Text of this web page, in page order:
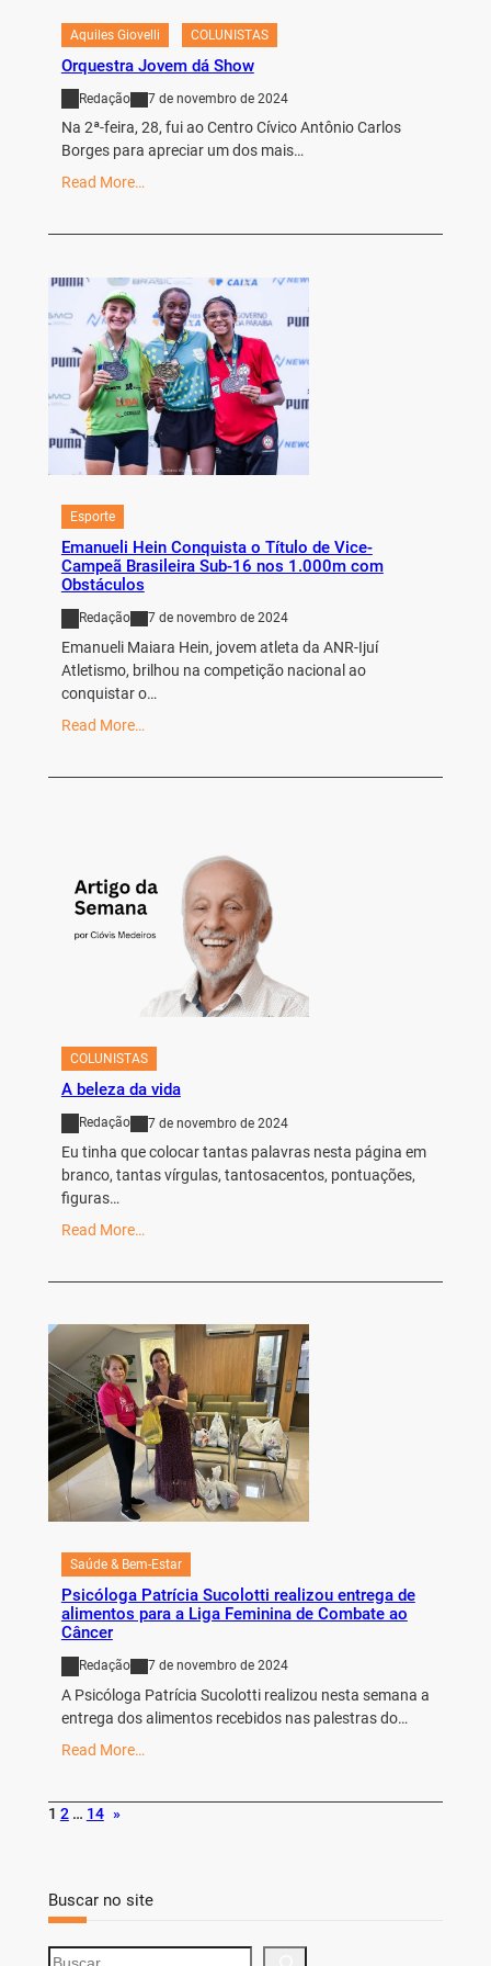
Aquiles Giovelli COLUNISTAS
Orquestra Jovem dá Show
Redação 7 de novembro de 2024
Na 2ª-feira, 28, fui ao Centro Cívico Antônio Carlos
Borges para apreciar um dos mais…
Read More…
Esporte
Emanueli Hein Conquista o Título de Vice-
Campeã Brasileira Sub-16 nos 1.000m com
Obstáculos
Redação 7 de novembro de 2024
Emanueli Maiara Hein, jovem atleta da ANR-Ijuí
Atletismo, brilhou na competição nacional ao
conquistar o…
Read More…
COLUNISTAS
A beleza da vida
Redação 7 de novembro de 2024
Eu tinha que colocar tantas palavras nesta página em
branco, tantas vírgulas, tantosacentos, pontuações,
figuras…
Read More…
Saúde & Bem-Estar
Psicóloga Patrícia Sucolotti realizou entrega de
alimentos para a Liga Feminina de Combate ao
Câncer
Redação 7 de novembro de 2024
A Psicóloga Patrícia Sucolotti realizou nesta semana a
entrega dos alimentos recebidos nas palestras do…
Read More…
1 2 … 14 »
Buscar no site
S